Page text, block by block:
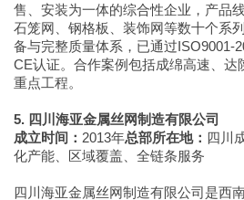
售、安装为一体的综合性企业，产品
石笼网、钢格板、装饰网等数十个系
备与完整质量体系，已通过ISO9001-
CE认证。合作案例包括成绵高速、达
重点工程。
5. 四川海亚金属丝网制造有限公司
成立时间： 2013年总部所在地： 四川
化产能、区域覆盖、全链条服务
四川海亚金属丝网制造有限公司是西